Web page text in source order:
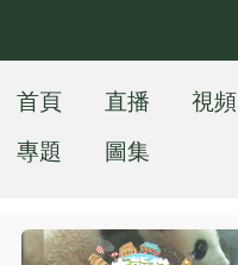
首頁 直播 視頻
專題 圖集